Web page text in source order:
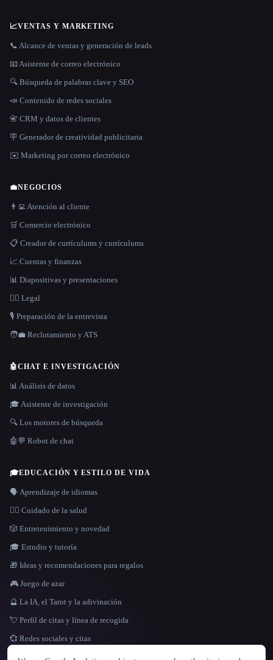
IDIOMA
📈VENTAS Y MARKETING
📞 Alcance de ventas y generación de leads
📧 Asistente de correo electrónico
🔍 Búsqueda de palabras clave y SEO
📣 Contenido de redes sociales
📇 CRM y datos de clientes
🪧 Generador de creatividad publicitaria
✉️ Marketing por correo electrónico
💼NEGOCIOS
👨‍💻 Atención al cliente
🛒 Comercio electrónico
📋 Creador de currículums y currículums
📈 Cuentas y finanzas
📊 Diapositivas y presentaciones
👩‍⚖️ Legal
🎙️ Preparación de la entrevista
🧑‍💼 Reclutamiento y ATS
🤖CHAT E INVESTIGACIÓN
📊 Análisis de datos
🎓 Asistente de investigación
🔍 Los motores de búsqueda
🤖💬 Robot de chat
🎓EDUCACIÓN Y ESTILO DE VIDA
🗣️ Aprendizaje de idiomas
👩‍⚕️ Cuidado de la salud
🎲 Entretenimiento y novedad
🎓 Estudio y tutoría
🎁 Ideas y recomendaciones para regalos
🎮 Juego de azar
🔮 La IA, el Tarot y la adivinación
💘 Perfil de citas y línea de recogida
💞 Redes sociales y citas